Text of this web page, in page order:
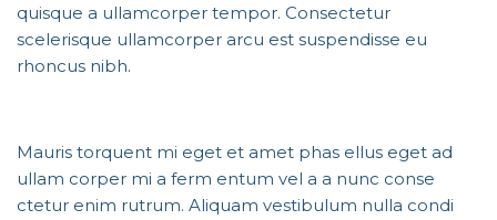
quisque a ullamcorper tempor. Consectetur
scelerisque ullamcorper arcu est suspendisse eu
rhoncus nibh.
Mauris torquent mi eget et amet phas ellus eget ad
ullam corper mi a ferm entum vel a a nunc conse
ctetur enim rutrum. Aliquam vestibulum nulla condi